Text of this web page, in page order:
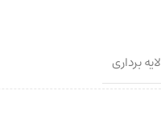
لایه برداری